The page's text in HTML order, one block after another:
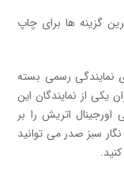
گزینه ها برای چاپ
نمایندگی رسمی بسته
یکی از نمایندگان این
اتریش را بر
سبز صدر می توانید